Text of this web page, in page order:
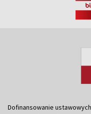
Dofinansowanie